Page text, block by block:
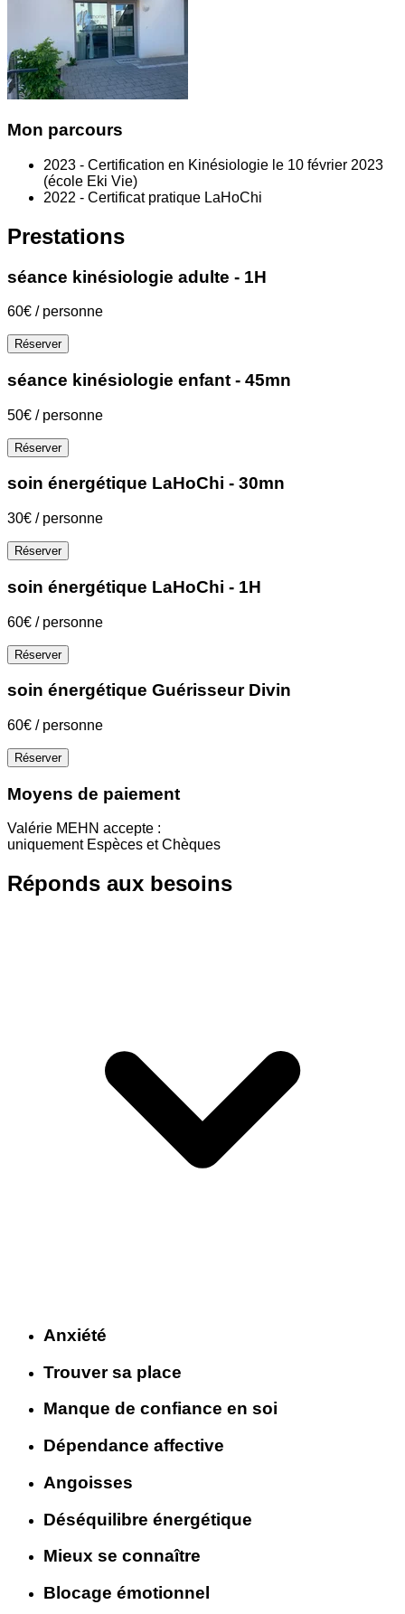
Mon parcours
2023 - Certification en Kinésiologie le 10 février 2023
(école Eki Vie)
2022 - Certificat pratique LaHoChi
Prestations
séance kinésiologie adulte - 1H
60€ / personne
Réserver
séance kinésiologie enfant - 45mn
50€ / personne
Réserver
soin énergétique LaHoChi - 30mn
30€ / personne
Réserver
soin énergétique LaHoChi - 1H
60€ / personne
Réserver
soin énergétique Guérisseur Divin
60€ / personne
Réserver
Moyens de paiement
Valérie MEHN accepte :
uniquement Espèces et Chèques
Réponds aux besoins
Anxiété
Trouver sa place
Manque de confiance en soi
Dépendance affective
Angoisses
Déséquilibre énergétique
Mieux se connaître
Blocage émotionnel